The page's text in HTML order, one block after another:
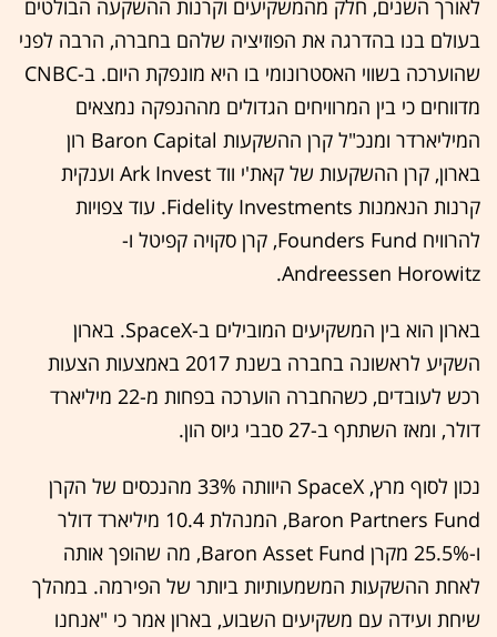
לאורך השנים, חלק מהמשקיעים וקרנות ההשקעה הבולטים
בעולם בנו בהדרגה את הפוזיציה שלהם בחברה, הרבה לפני
שהוערכה בשווי האסטרונומי בו היא מונפקת היום. ב-CNBC
מדווחים כי בין המרוויחים הגדולים מההנפקה נמצאים
המיליארדר ומנכ"ל קרן ההשקעות Baron Capital רון
בארון, קרן ההשקעות של קאת'י ווד Ark Invest וענקית
קרנות הנאמנות Fidelity Investments. עוד צפויות
להרוויח Founders Fund, קרן סקויה קפיטל ו-
Andreessen Horowitz.
בארון הוא בין המשקיעים המובילים ב-SpaceX. בארון
השקיע לראשונה בחברה בשנת 2017 באמצעות הצעות
רכש לעובדים, כשהחברה הוערכה בפחות מ-22 מיליארד
דולר, ומאז השתתף ב-27 סבבי גיוס הון.
נכון לסוף מרץ, SpaceX היוותה 33% מהנכסים של הקרן
Baron Partners Fund, המנהלת 10.4 מיליארד דולר
ו-25.5% מקרן Baron Asset Fund, מה שהופך אותה
לאחת ההשקעות המשמעותיות ביותר של הפירמה. במהלך
שיחת ועידה עם משקיעים השבוע, בארון אמר כי "אנחנו